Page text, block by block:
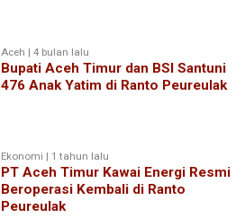
Aceh | 4 bulan lalu
Bupati Aceh Timur dan BSI Santuni
476 Anak Yatim di Ranto Peureulak
Ekonomi | 1 tahun lalu
PT Aceh Timur Kawai Energi Resmi
Beroperasi Kembali di Ranto
Peureulak